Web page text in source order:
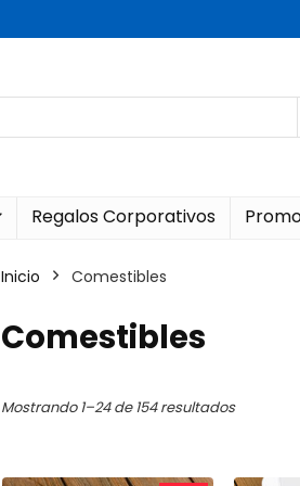
Regalos Corporativos
Inicio Comestibles
Comestibles
Mostrando 1–24 de 154 resultadosOrdenado